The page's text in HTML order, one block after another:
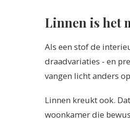
Linnen is het
Als een stof de
draadvariaties - en
vangen licht anders
Linnen kreukt ook.
woonkamer die